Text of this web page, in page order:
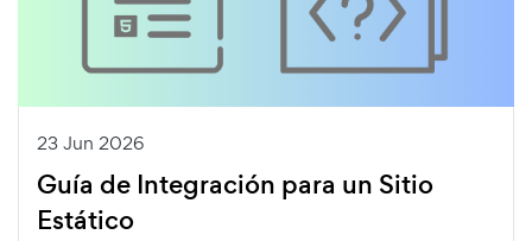
23 Jun 2026
Guía de Integración para un Sitio
Estático